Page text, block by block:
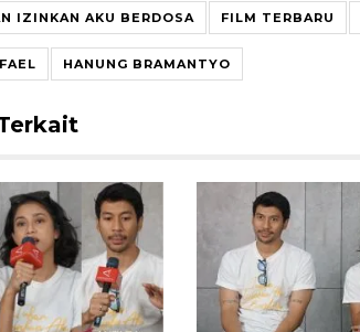
IZINKAN AKU BERDOSA FILM TERBARU
HANUNG BRAMANTYO